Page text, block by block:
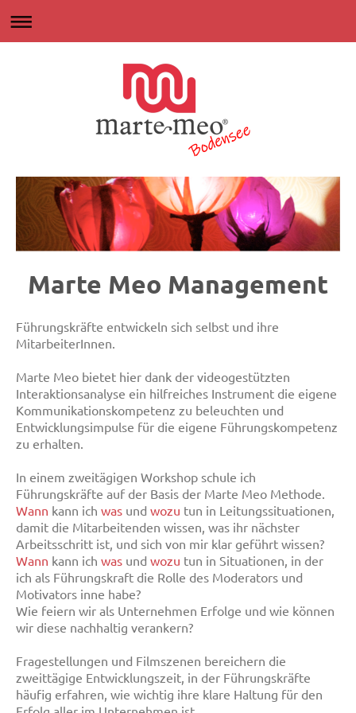
Marte Meo Management
Führungskräfte entwickeln sich selbst und ihre
MitarbeiterInnen.
Marte Meo bietet hier dank der videogestützten
Interaktionsanalyse ein hilfreiches Instrument die eigene
Kommunikationskompetenz zu beleuchten und
Entwicklungsimpulse für die eigene Führungskompetenz
zu erhalten.
In einem zweitägigen Workshop schule ich
Führungskräfte auf der Basis der Marte Meo Methode.
Wann kann ich was und wozu tun in Leitungssituationen,
damit die Mitarbeitenden wissen, was ihr nächster
Arbeitsschritt ist, und sich von mir klar geführt wissen?
Wann kann ich was und wozu tun in Situationen, in der
ich als Führungskraft die Rolle des Moderators und
Motivators inne habe?
Wie feiern wir als Unternehmen Erfolge und wie können
wir diese nachhaltig verankern?
Fragestellungen und Filmszenen bereichern die
zweittägige Entwicklungszeit, in der Führungskräfte
häufig erfahren, wie wichtig ihre klare Haltung für den